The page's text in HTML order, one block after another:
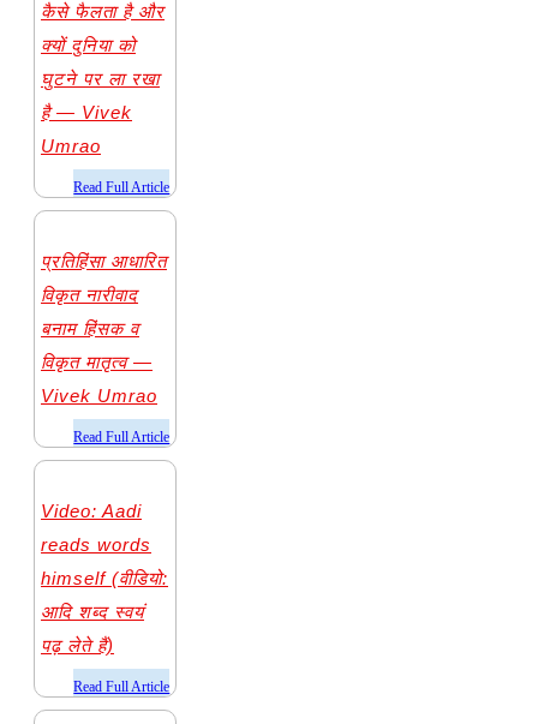
कैसे फैलता है और
क्यों दुनिया को
घुटने पर ला रखा
है — Vivek
Umrao
​Read Full Article
प्रतिहिंसा आधारित
विकृत नारीवाद
बनाम हिंसक व
विकृत मातृत्व —
Vivek Umrao
​Read Full Article
Video: Aadi
reads words
himself (वीडियो:
आदि शब्द स्वयं
पढ़ लेते हैं)
​Read Full Article